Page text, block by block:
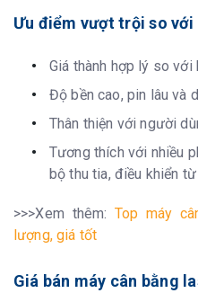
Ưu điểm vượt trội so
Giá thành hợp lý so với
Độ bền cao, pin lâu và
Thân thiện với người
Tương thích với nhiều
bộ thu tia, điều khiển từ
>>>Xem thêm: Top máy
lượng, giá tốt
Giá bán máy cân bằng